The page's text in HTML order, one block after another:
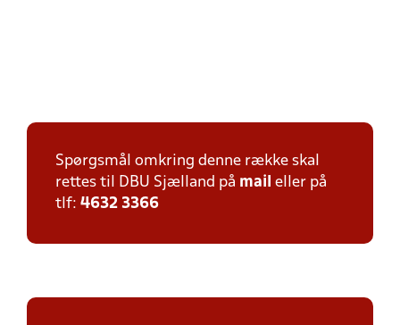
Spørgsmål omkring denne række skal
rettes til DBU Sjælland på mail eller på
tlf: 4632 3366